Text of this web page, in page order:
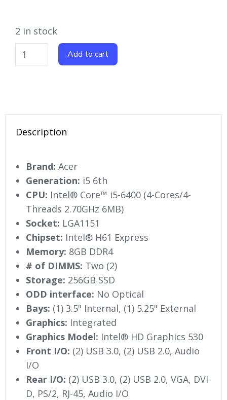
2 in stock
Add to cart
Description
Brand: Acer
Generation: i5 6th
CPU: Intel® Core™ i5-6400 (4-Cores/4-
Threads 2.70GHz 6MB)
Socket: LGA1151
Chipset: Intel® H61 Express
Memory: 8GB DDR4
# of DIMMS: Two (2)
Storage: 256GB SSD
ODD interface: No Optical
Bays: (1) 3.5" Internal, (1) 5.25" External
Graphics: Integrated
Graphics Model: Intel® HD Graphics 530
Front I/O: (2) USB 3.0, (2) USB 2.0, Audio
I/O
Rear I/O: (2) USB 3.0, (2) USB 2.0, VGA, DVI-
D, PS/2, RJ-45, Audio I/O